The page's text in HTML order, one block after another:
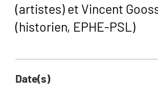
(artistes) et Vincent
(historien, EPHE-PSL)
Date(s)